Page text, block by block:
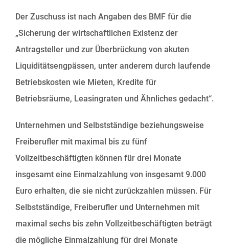
Der Zuschuss ist nach Angaben des BMF für die
„Sicherung der wirtschaftlichen Existenz der
Antragsteller und zur Überbrückung von akuten
Liquiditätsengpässen, unter anderem durch laufende
Betriebskosten wie Mieten, Kredite für
Betriebsräume, Leasingraten und Ähnliches gedacht“.
Unternehmen und Selbstständige beziehungsweise
Freiberufler mit maximal bis zu fünf
Vollzeitbeschäftigten können für drei Monate
insgesamt eine Einmalzahlung von insgesamt 9.000
Euro erhalten, die sie nicht zurückzahlen müssen. Für
Selbstständige, Freiberufler und Unternehmen mit
maximal sechs bis zehn Vollzeitbeschäftigten beträgt
die mögliche Einmalzahlung für drei Monate